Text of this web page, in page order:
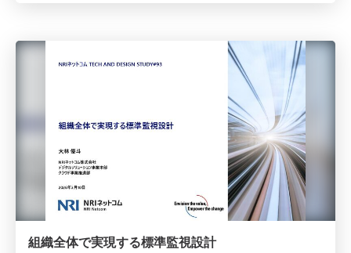
組織全体で実現する標準監視設計